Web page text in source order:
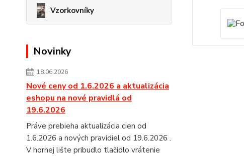
Vzorkovníky
Novinky
18.06.2026
Nové ceny od 1.6.2026 a aktualizácia
eshopu na nové pravidlá od
19.6.2026
Práve prebieha aktualizácia cien od
1.6.2026 a nových pravidiel od 19.6.2026 .
V hornej lište pribudlo tlačidlo vrátenie